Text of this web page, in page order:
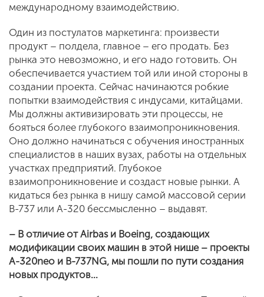
международному взаимодействию.
Один из постулатов маркетинга: произвести
продукт – полдела, главное – его продать. Без
рынка это невозможно, и его надо готовить. Он
обеспечивается участием той или иной стороны в
создании проекта. Сейчас начинаются робкие
попытки взаимодействия с индусами, китайцами.
Мы должны активизировать эти процессы, не
бояться более глубокого взаимопроникновения.
Оно должно начинаться с обучения иностранных
специалистов в наших вузах, работы на отдельных
участках предприятий. Глубокое
взаимопроникновение и создаст новые рынки. А
кидаться без рынка в нишу самой массовой серии
В-737 или А-320 бессмысленно – выдавят.
– В отличие от Airbas и Boeing, создающих
модификации своих машин в этой нише – проекты
А-320neo и В-737NG, мы пошли по пути создания
новых продуктов…